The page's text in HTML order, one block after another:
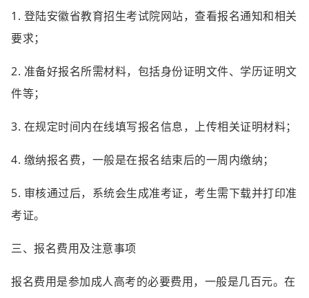
1. 登陆安徽省教育招生考试院网站，查看报名通知和相关
要求；
2. 准备好报名所需材料，包括身份证明文件、学历证明文
件等；
3. 在规定时间内在线填写报名信息，上传相关证明材料；
4. 缴纳报名费，一般是在报名结束后的一周内缴纳；
5. 审核通过后，系统会生成准考证，考生需下载并打印准
考证。
三、报名费用及注意事项
报名费用是参加成人高考的必要费用，一般是几百元。在